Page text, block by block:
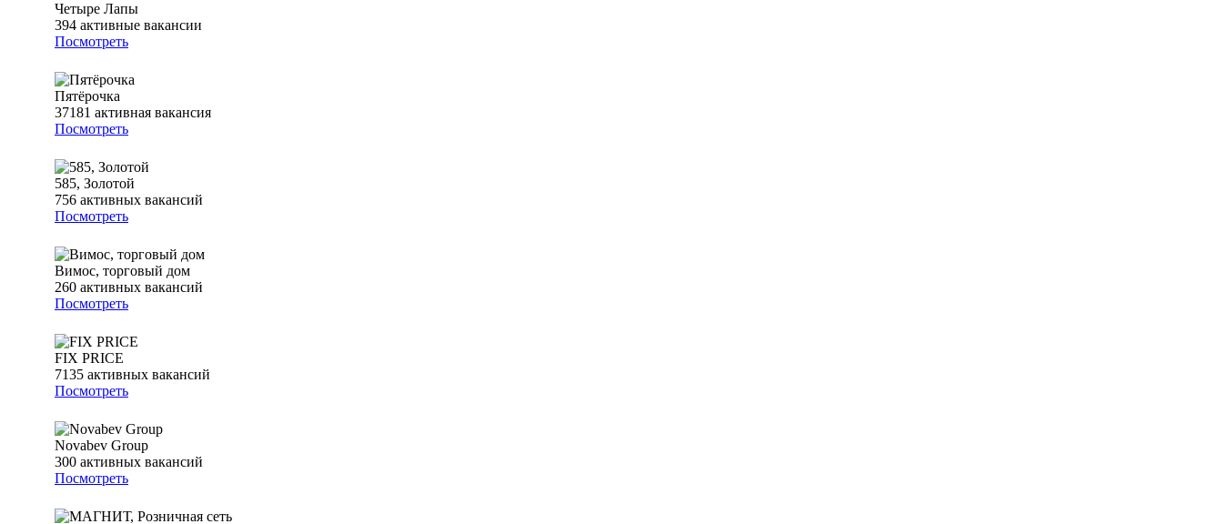
Четыре Лапы
394 активные вакансии
Посмотреть
Пятёрочка
37181 активная вакансия
Посмотреть
585, Золотой
756 активных вакансий
Посмотреть
Вимос, торговый дом
260 активных вакансий
Посмотреть
FIX PRICE
7135 активных вакансий
Посмотреть
Novabev Group
300 активных вакансий
Посмотреть